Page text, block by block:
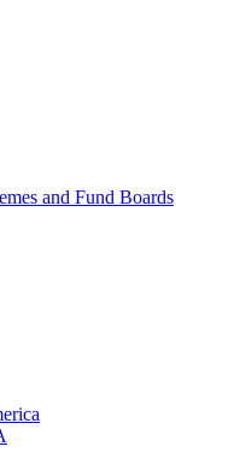
and Fund Boards